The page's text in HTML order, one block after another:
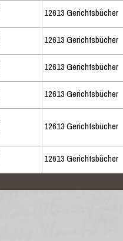
12613 Gerichtsbücher
12613 Gerichtsbücher
12613 Gerichtsbücher
12613 Gerichtsbücher
12613 Gerichtsbücher
12613 Gerichtsbücher